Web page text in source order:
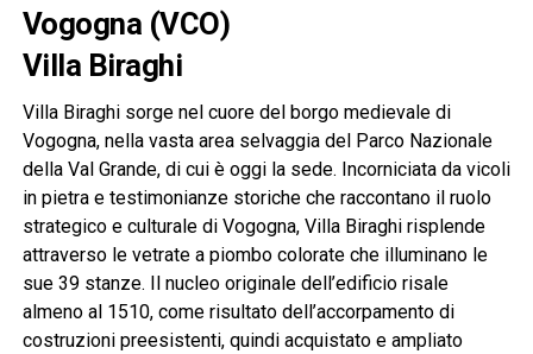
Vogogna (VCO)
Villa Biraghi
Villa Biraghi sorge nel cuore del borgo medievale di
Vogogna, nella vasta area selvaggia del Parco Nazionale
della Val Grande, di cui è oggi la sede. Incorniciata da vicoli
in pietra e testimonianze storiche che raccontano il ruolo
strategico e culturale di Vogogna, Villa Biraghi risplende
attraverso le vetrate a piombo colorate che illuminano le
sue 39 stanze. Il nucleo originale dell’edificio risale
almeno al 1510, come risultato dell’accorpamento di
costruzioni preesistenti, quindi acquistato e ampliato